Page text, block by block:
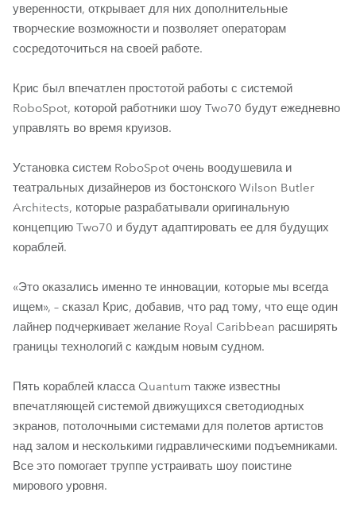
уверенности, открывает для них дополнительные
творческие возможности и позволяет операторам
сосредоточиться на своей работе.
Крис был впечатлен простотой работы с системой
RoboSpot, которой работники шоу Two70 будут ежедневно
управлять во время круизов.
Установка систем RoboSpot очень воодушевила и
театральных дизайнеров из бостонского Wilson Butler
Architects, которые разрабатывали оригинальную
концепцию Two70 и будут адаптировать ее для будущих
кораблей.
«Это оказались именно те инновации, которые мы всегда
ищем», – сказал Крис, добавив, что рад тому, что еще один
лайнер подчеркивает желание Royal Caribbean расширять
границы технологий с каждым новым судном.
Пять кораблей класса Quantum также известны
впечатляющей системой движущихся светодиодных
экранов, потолочными системами для полетов артистов
над залом и несколькими гидравлическими подъемниками.
Все это помогает труппе устраивать шоу поистине
мирового уровня.